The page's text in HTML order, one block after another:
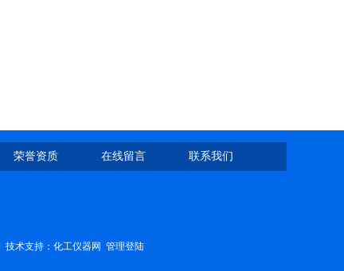
荣誉资质 在线留言 联系我们
技术支持： 化工仪器网 管理登陆